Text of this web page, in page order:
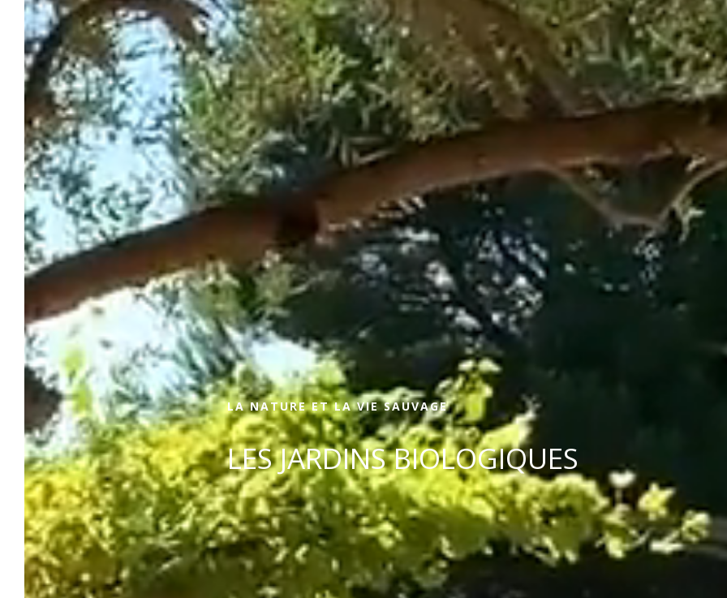
LE CHÂTEAU DU PUITS ES PRATX
Réserver
LA NATURE ET LA VIE SAUVAGE
LES JARDINS BIOLOGIQUES